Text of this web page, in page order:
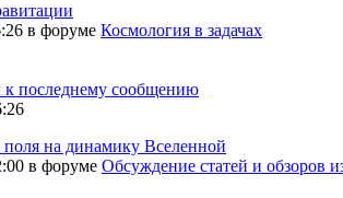
в форуме Космология в задачах
на динамику Вселенной
в форуме Обсуждение статей и обзоров